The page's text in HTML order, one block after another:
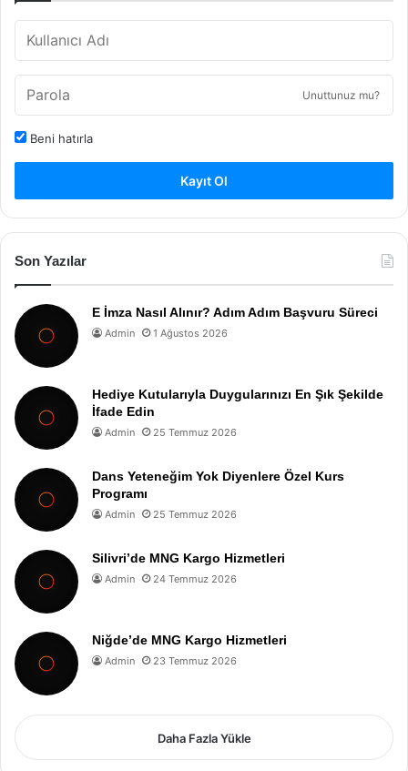
Unuttunuz mu?
Beni hatırla
Kayıt Ol
Son Yazılar
E İmza Nasıl Alınır? Adım Adım Başvuru Süreci
Admin 1 Ağustos 2026
Hediye Kutularıyla Duygularınızı En Şık Şekilde
İfade Edin
Admin 25 Temmuz 2026
Dans Yeteneğim Yok Diyenlere Özel Kurs
Programı
Admin 25 Temmuz 2026
Silivri’de MNG Kargo Hizmetleri
Admin 24 Temmuz 2026
Niğde’de MNG Kargo Hizmetleri
Admin 23 Temmuz 2026
Daha Fazla Yükle